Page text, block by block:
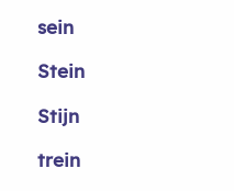
sein
Stein
Stijn
trein